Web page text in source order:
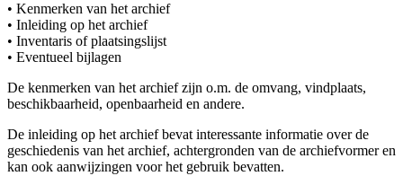
• Kenmerken van het archief
• Inleiding op het archief
• Inventaris of plaatsingslijst
• Eventueel bijlagen
De kenmerken van het archief zijn o.m. de omvang, vindplaats,
beschikbaarheid, openbaarheid en andere.
De inleiding op het archief bevat interessante informatie over de
geschiedenis van het archief, achtergronden van de archiefvormer en
kan ook aanwijzingen voor het gebruik bevatten.